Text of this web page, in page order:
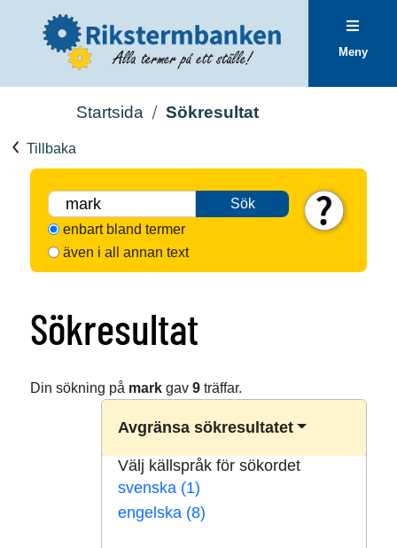
Meny
Startsida Sökresultat
Tillbaka
Sök
enbart bland termer
även i all annan text
Sökresultat
Din sökning på markgav 9träffar.
Avgränsa sökresultatet
Välj källspråk för sökordet
svenska (1)
engelska (8)